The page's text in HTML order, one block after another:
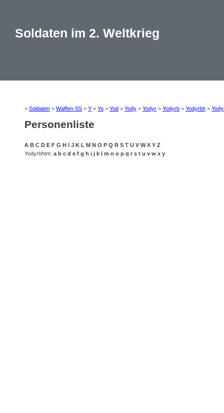
Soldaten im 2. Weltkrieg
> Soldaten > Waffen-SS > Y > Yo > Yod > Yody > Yodyr > Yodyrb > Yodyrbh >
Personenliste
A B C D E F G H I J K L M N O P Q R S T U V W X Y Z
Yodyrbhtm: a b c d e f g h i j k l m n o p q r s t u v w x y